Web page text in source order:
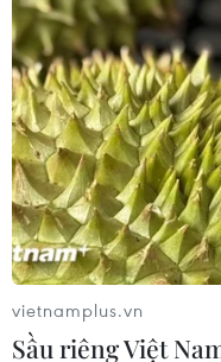
vietnamplus.vn
Sầu riêng Việt